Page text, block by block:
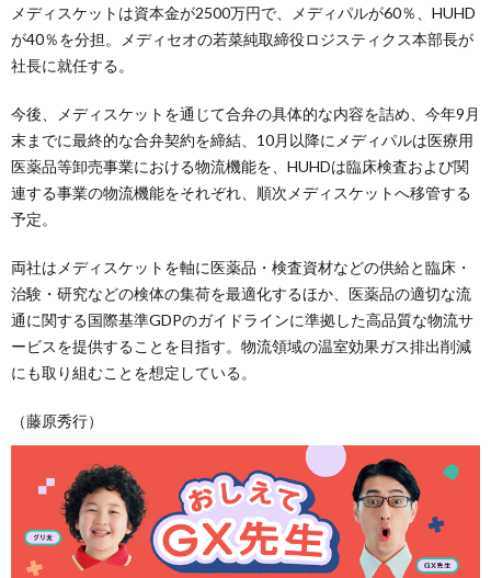
メディスケットは資本金が2500万円で、メディパルが60％、HUHD
が40％を分担。メディセオの若菜純取締役ロジスティクス本部長が
社長に就任する。
今後、メディスケットを通じて合弁の具体的な内容を詰め、今年9月
末までに最終的な合弁契約を締結、10月以降にメディパルは医療用
医薬品等卸売事業における物流機能を、HUHDは臨床検査および関
連する事業の物流機能をそれぞれ、順次メディスケットへ移管する
予定。
両社はメディスケットを軸に医薬品・検査資材などの供給と臨床・
治験・研究などの検体の集荷を最適化するほか、医薬品の適切な流
通に関する国際基準GDPのガイドラインに準拠した高品質な物流サ
ービスを提供することを目指す。物流領域の温室効果ガス排出削減
にも取り組むことを想定している。
（藤原秀行）